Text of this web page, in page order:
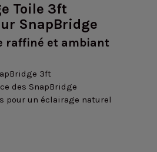
Toile 3ft
SnapBridge
raffiné et ambiant
3ft
des SnapBridge
pour un éclairage naturel